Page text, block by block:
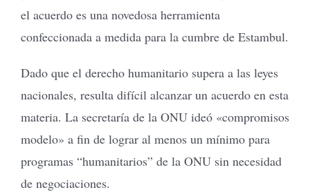
el acuerdo es una novedosa herramienta
confeccionada a medida para la cumbre de Estambul.
Dado que el derecho humanitario supera a las leyes
nacionales, resulta difícil alcanzar un acuerdo en esta
materia. La secretaría de la ONU ideó «compromisos
modelo» a fin de lograr al menos un mínimo para
programas “humanitarios” de la ONU sin necesidad
de negociaciones.